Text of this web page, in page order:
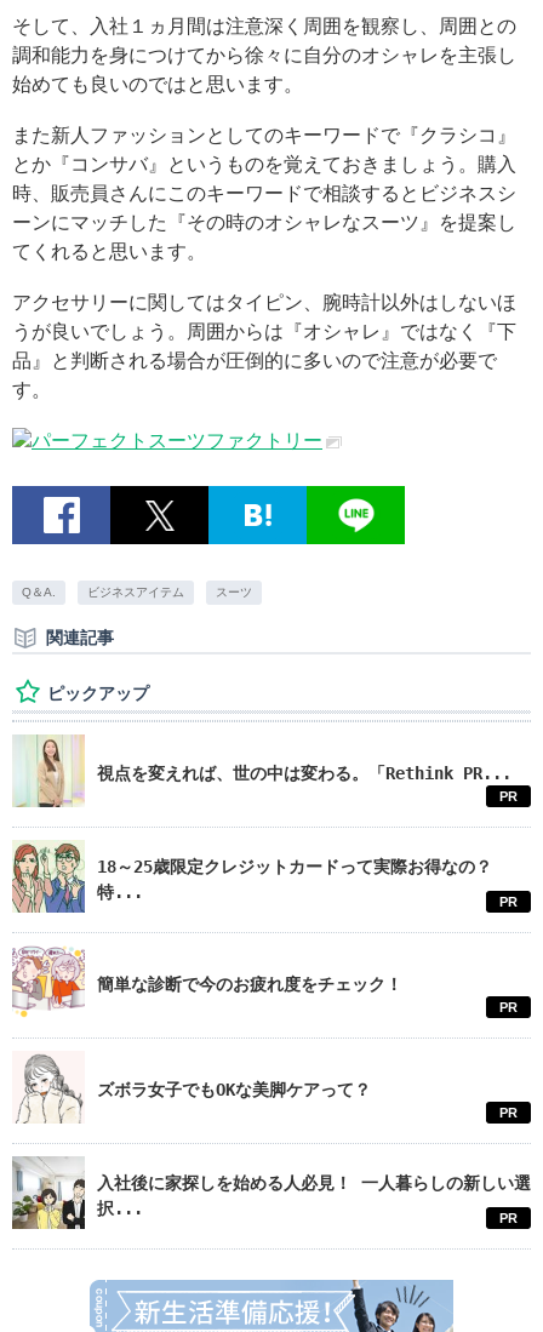
そして、入社１ヵ月間は注意深く周囲を観察し、周囲との
調和能力を身につけてから徐々に自分のオシャレを主張し
始めても良いのではと思います。
また新人ファッションとしてのキーワードで『クラシコ』
とか『コンサバ』というものを覚えておきましょう。購入
時、販売員さんにこのキーワードで相談するとビジネスシ
ーンにマッチした『その時のオシャレなスーツ』を提案し
てくれると思います。
アクセサリーに関してはタイピン、腕時計以外はしないほ
うが良いでしょう。周囲からは『オシャレ』ではなく『下
品』と判断される場合が圧倒的に多いので注意が必要で
す。
パーフェクトスーツファクトリー
Q＆A. ビジネスアイテム スーツ
関連記事
ピックアップ
視点を変えれば、世の中は変わる。「Rethink PR...
PR
18～25歳限定クレジットカードって実際お得なの？
特...
PR
簡単な診断で今のお疲れ度をチェック！
PR
ズボラ女子でもOKな美脚ケアって？
PR
入社後に家探しを始める人必見！ 一人暮らしの新しい選
択...
PR